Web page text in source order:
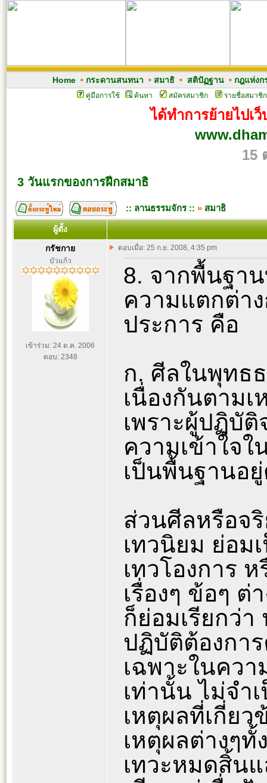
Home• กระดานสนทนา • สมาธิ• สติปัฏฐาน• กฎแห่งก
คู่มือการใช้ ค้นหา สมัครสมาชิก รายชื่อสมาชิก
ได้ทำการย้ายไปเ
15
3 วันแรกของการฝีกสมาธิ
:: ลานธรรมจักร :: » สมาธิ
ผู้ตั้ง
กรัชกาย
บัวแก้ว
เข้าร่วม: 24 ต.ค. 2006
ตอบ: 2348
ตอบเมื่อ: 25 ก.ย. 2008, 4:35 pm
8. จากพื้นฐา
ความแตกต่า
ประการ คือ
ก. ศีลในพุทธ
เนื่องกันตาม
เพราะผู้ปฏิบั
ความเข้าใจใ
เป็นพื้นฐานอ
ส่วนศีลหรือจ
เทวนิยม ย่อม
เทวโองการ
เรื่องๆ ข้อๆ ต่
ก็ย่อมเรียกว่า
ปฏิบัติต้องกา
เฉพาะในคว
เท่านั้น ไม่จำ
เหตุผลที่เกี่ยว
เหตุผลต่างๆทั้
เทวะหมดสิ้น